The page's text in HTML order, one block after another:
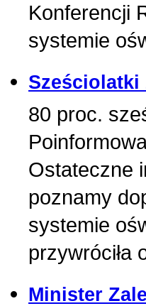
Konferencji
systemie
80 proc.
Ostateczne
poznamy
systemie
przywróciła
Minister